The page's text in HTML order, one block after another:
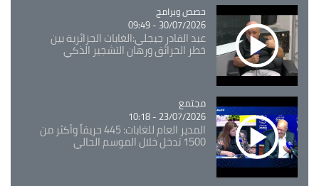
Catégorie
حصص وبرامج
30/07/2026 - 09:49
عبد القادر جيجلي:الغابات الجزائرية بين
خطر الحرائق ورهان التشجير الذكي
Catégorie
مجتمع
23/07/2026 - 10:18
المدير العام للغابات: 445 حريقاً وأكثر من
1500 تدخل خلال الموسم الحالي